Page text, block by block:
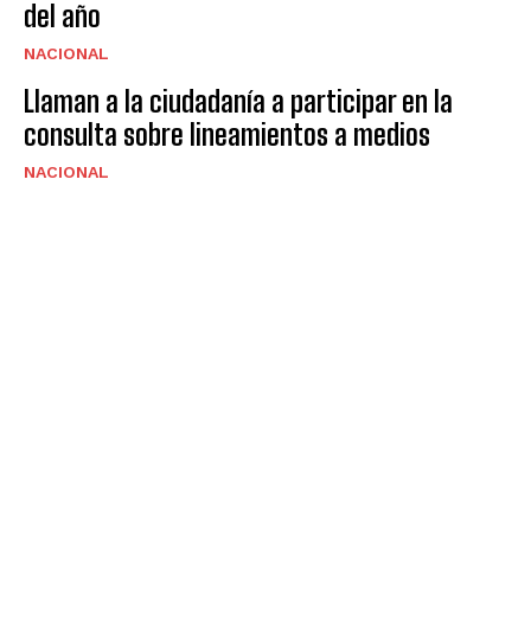
del año
NACIONAL
Llaman a la ciudadanía a participar en la
consulta sobre lineamientos a medios
NACIONAL